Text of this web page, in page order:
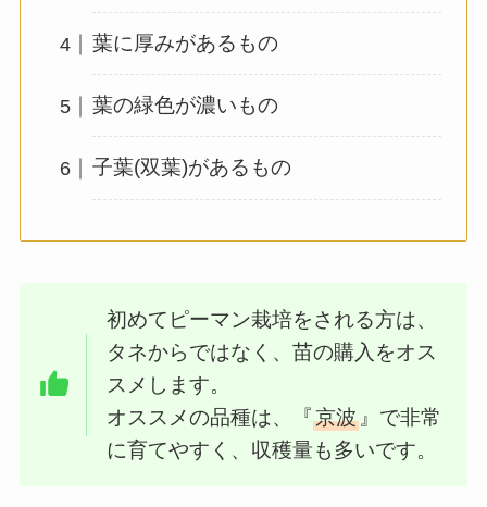
葉に厚みがあるもの
葉の緑色が濃いもの
子葉(双葉)があるもの
初めてピーマン栽培をされる方は、
タネからではなく、苗の購入をオス
スメします。
オススメの品種は、『京波』で非常
に育てやすく、収穫量も多いです。